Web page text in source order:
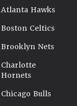
Atlanta Hawks
Boston Celtics
Brooklyn Nets
Charlotte
Hornets
Chicago Bulls